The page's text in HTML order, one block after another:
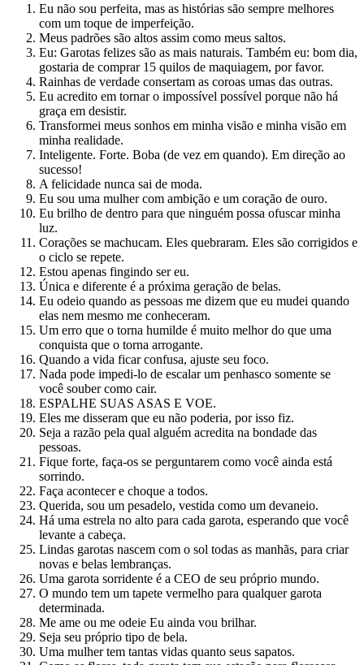
Eu não sou perfeita, mas as histórias são sempre melhores
com um toque de imperfeição.
Meus padrões são altos assim como meus saltos.
Eu: Garotas felizes são as mais naturais. Também eu: bom dia,
gostaria de comprar 15 quilos de maquiagem, por favor.
Rainhas de verdade consertam as coroas umas das outras.
Eu acredito em tornar o impossível possível porque não há
graça em desistir.
Transformei meus sonhos em minha visão e minha visão em
minha realidade.
Inteligente. Forte. Boba (de vez em quando). Em direção ao
sucesso!
A felicidade nunca sai de moda.
Eu sou uma mulher com ambição e um coração de ouro.
Eu brilho de dentro para que ninguém possa ofuscar minha
luz.
Corações se machucam. Eles quebraram. Eles são corrigidos e
o ciclo se repete.
Estou apenas fingindo ser eu.
Única e diferente é a próxima geração de belas.
Eu odeio quando as pessoas me dizem que eu mudei quando
elas nem mesmo me conheceram.
Um erro que o torna humilde é muito melhor do que uma
conquista que o torna arrogante.
Quando a vida ficar confusa, ajuste seu foco.
Nada pode impedi-lo de escalar um penhasco somente se
você souber como cair.
ESPALHE SUAS ASAS E VOE.
Eles me disseram que eu não poderia, por isso fiz.
Seja a razão pela qual alguém acredita na bondade das
pessoas.
Fique forte, faça-os se perguntarem como você ainda está
sorrindo.
Faça acontecer e choque a todos.
Querida, sou um pesadelo, vestida como um devaneio.
Há uma estrela no alto para cada garota, esperando que você
levante a cabeça.
Lindas garotas nascem com o sol todas as manhãs, para criar
novas e belas lembranças.
Uma garota sorridente é a CEO de seu próprio mundo.
O mundo tem um tapete vermelho para qualquer garota
determinada.
Me ame ou me odeie Eu ainda vou brilhar.
Seja seu próprio tipo de bela.
Uma mulher tem tantas vidas quanto seus sapatos.